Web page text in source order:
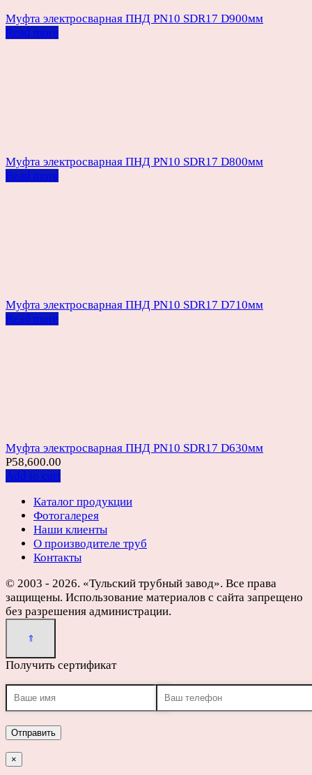
Муфта электросварная ПНД PN10 SDR17 D900мм
Read more
Муфта электросварная ПНД PN10 SDR17 D800мм
Read more
Муфта электросварная ПНД PN10 SDR17 D710мм
Read more
Муфта электросварная ПНД PN10 SDR17 D630мм
Р58,600.00
Add to cart
Каталог продукции
Фотогалерея
Наши клиенты
О производителе труб
Контакты
© 2003 - 2026. «Тульский трубный завод». Все права
защищены. Использование материалов с сайта запрещено
без разрешения администрации.
Получить сертификат
×